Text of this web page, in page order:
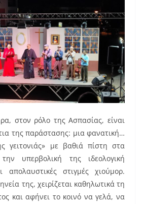
στον ρόλο της Ασπασίας, είναι
της παράστασης: μια φανατική…
γειτονιάς» με βαθιά πίστη στα
υπερβολική της ιδεολογική
απολαυστικές στιγμές χιούμορ.
της, χειρίζεται καθηλωτικά τη
και αφήνει το κοινό να γελά, να